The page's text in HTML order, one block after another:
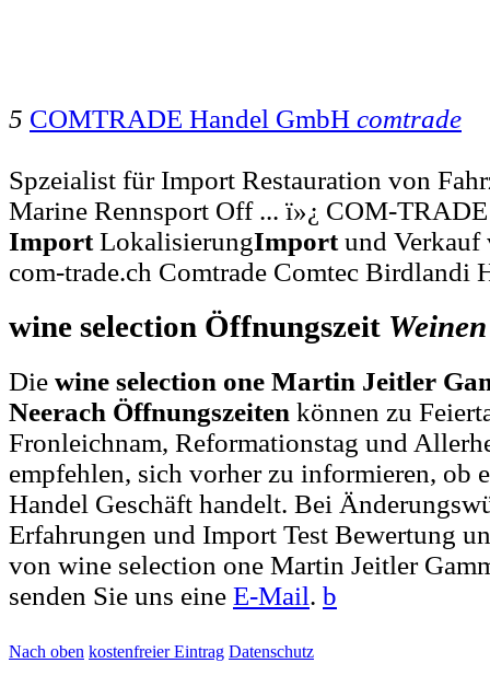
5 COMTRADE Handel GmbH comtrade
Spzeialist für Import Restauration von
Marine Rennsport Off ... ï»¿ COM-
ImportLokalisierungImportund Verkauf
com-trade.ch Comtrade Comtec Birdlandi
wine selection Öffnungszeit Weinen
Die wine selection one Martin Jeitler
Neerach Öffnungszeiten können zu
Fronleichnam, Reformationstag und
empfehlen, sich vorher zu informieren, ob
Handel Geschäft handelt. Bei
Erfahrungen und Import Test Bewertung
von wine selection one Martin Jeitler
senden Sie uns eine E-Mail. b
Nach oben kostenfreier Eintrag Datenschutz